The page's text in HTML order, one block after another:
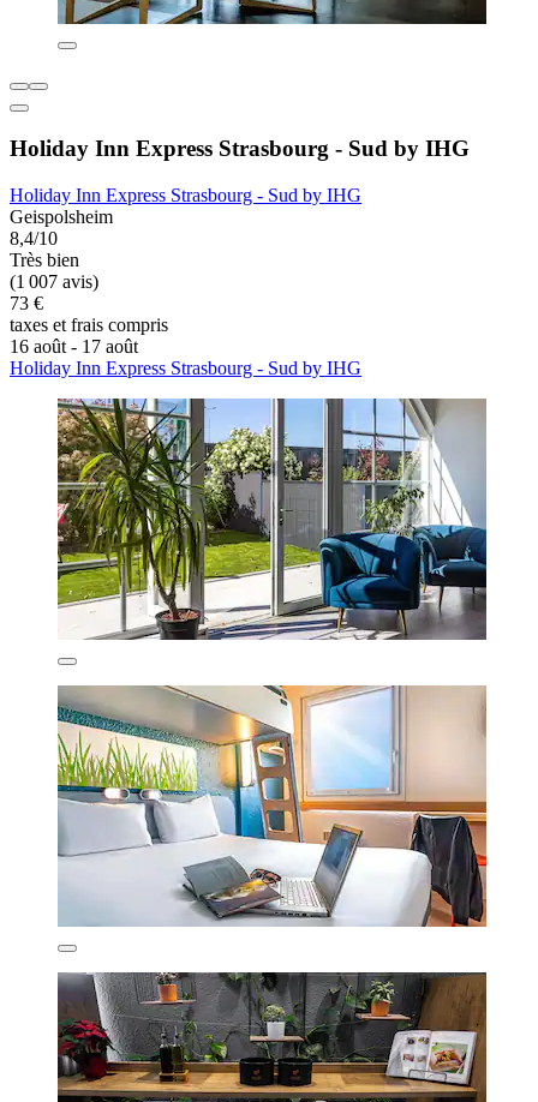
Holiday Inn Express Strasbourg - Sud by IHG
Holiday Inn Express Strasbourg - Sud by IHG
Geispolsheim
8,4/10
Très bien
(1 007 avis)
73 €
taxes et frais compris
16 août - 17 août
Holiday Inn Express Strasbourg - Sud by IHG